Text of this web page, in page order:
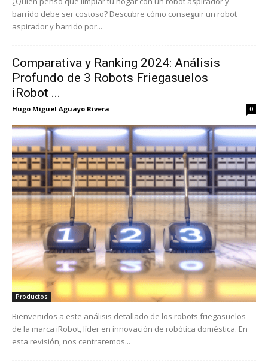
barrido debe ser costoso? Descubre cómo conseguir un robot
aspirador y barrido por...
Comparativa y Ranking 2024: Análisis
Profundo de 3 Robots Friegasuelos
iRobot ...
Hugo Miguel Aguayo Rivera 0
Productos
Bienvenidos a este análisis detallado de los robots friegasuelos
de la marca iRobot, líder en innovación de robótica doméstica. En
esta revisión, nos centraremos...